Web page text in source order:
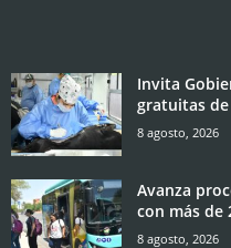
Invita
gratuitas
8 agosto, 2026
Avanza
con más de
8 agosto, 2026